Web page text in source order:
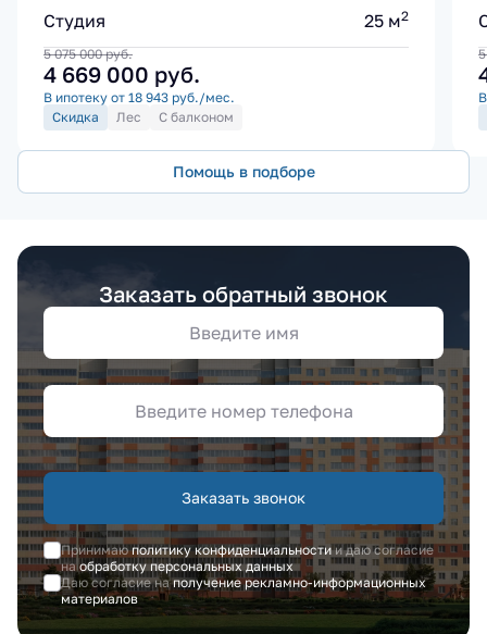
Студия 25 м2
5 075 000руб.
4 669 000 руб.
В ипотеку от 18 943 руб./мес.
Скидка
Лес С балконом
Помощь в подборе
Заказать обратный звонок
Заказать звонок
Принимаюполитику конфиденциальностии даю согласие
наобработку персональных данных
Даю согласие наполучение рекламно-информационных
материалов